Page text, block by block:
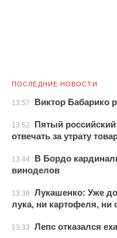
ПОСЛЕДНИЕ НОВОСТИ
13:57 Виктор Бабарико
13:52
Пятый российский
отвечать за утрату
13:44
В Бордо
виноделов
13:38
Лукашенко: Уже
лука, ни картофеля, ни
13:33 Лепс отказался